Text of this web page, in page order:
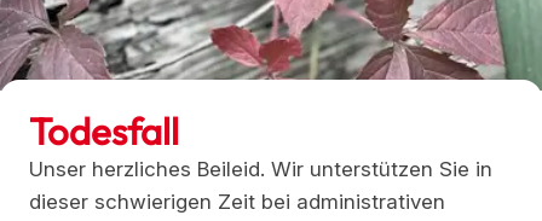
Todesfall
Unser herzliches Beileid. Wir unterstützen Sie in
dieser schwierigen Zeit bei administrativen